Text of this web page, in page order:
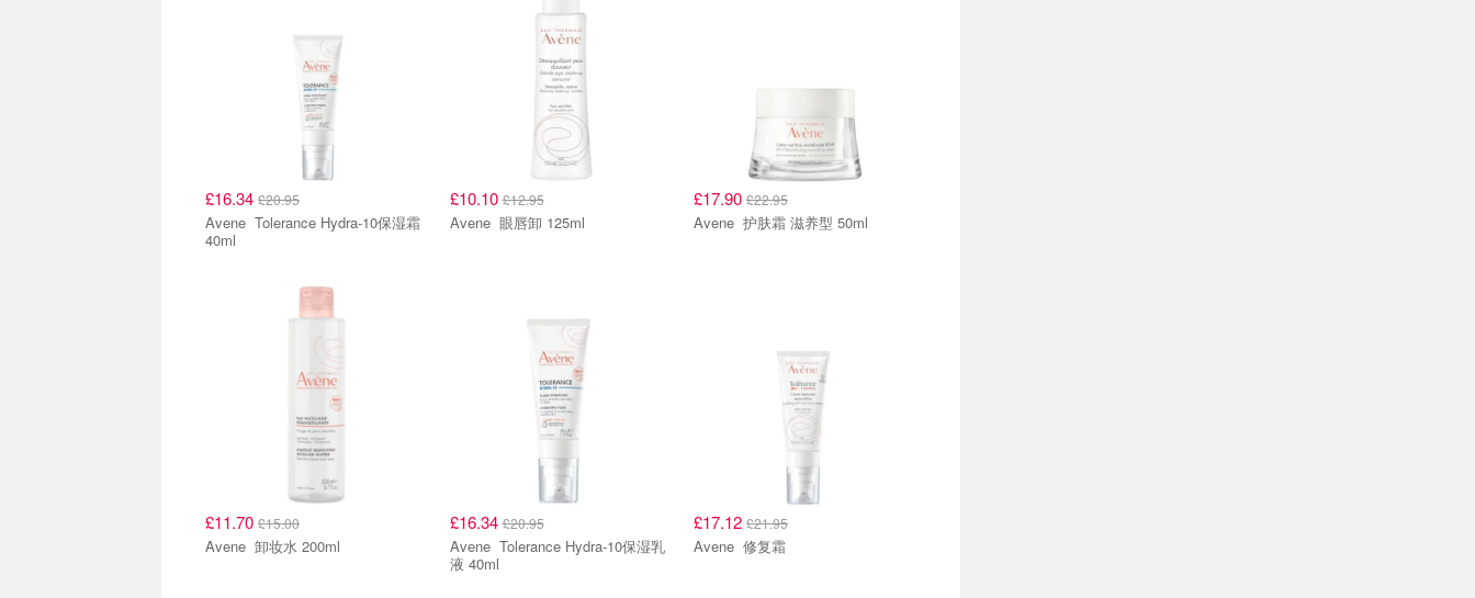
£16.34 £20.95
Avene Tolerance Hydra-10保湿霜
40ml
£10.10£12.95
Avene 眼唇卸 125ml
£17.90 £22.95
Avene 护肤霜 滋养型 50ml
£11.70 £15.00
Avene 卸妆水 200ml
£16.34£20.95
Avene Tolerance Hydra-10保湿乳
液 40ml
£17.12 £21.95
Avene 修复霜